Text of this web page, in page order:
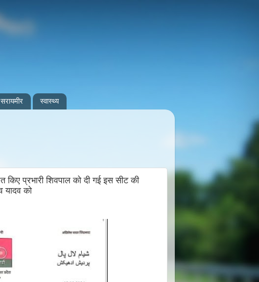
सरायमीर स्वास्थ्य
प्रभारी शिवपाल को दी गई इस सीट की
यादव को